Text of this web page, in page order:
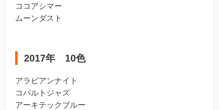
ココアシマー
ムーンダスト
2017年 10色
アラビアンナイト
コバルトジャズ
アーキテックブルー